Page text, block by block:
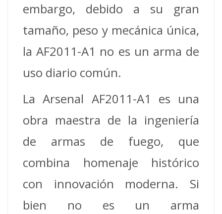
embargo, debido a su gran
tamaño, peso y mecánica única,
la AF2011-A1 no es un arma de
uso diario común.
La Arsenal AF2011-A1 es una
obra maestra de la ingeniería
de armas de fuego, que
combina homenaje histórico
con innovación moderna. Si
bien no es un arma